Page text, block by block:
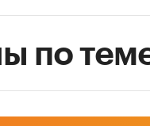
Метод
по